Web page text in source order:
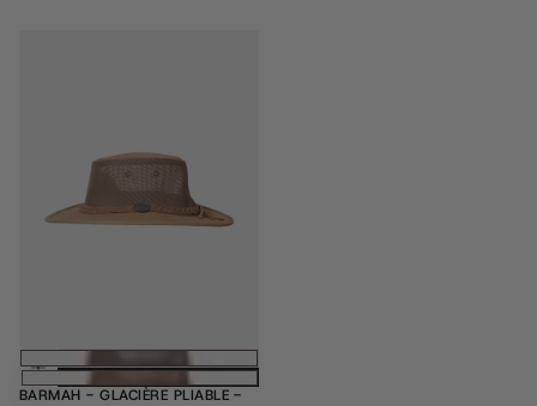
Choisissez des options
BARMAH - GLACIÈRE PLIABLE -